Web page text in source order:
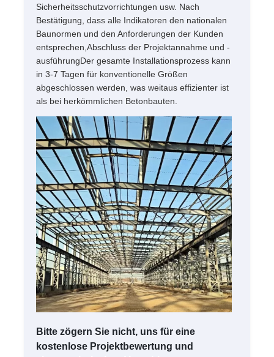
Sicherheitsschutzvorrichtungen usw. Nach
Bestätigung, dass alle Indikatoren den nationalen
Baunormen und den Anforderungen der Kunden
entsprechen,Abschluss der Projektannahme und -
ausführungDer gesamte Installationsprozess kann
in 3-7 Tagen für konventionelle Größen
abgeschlossen werden, was weitaus effizienter ist
als bei herkömmlichen Betonbauten.
Bitte zögern Sie nicht, uns für eine
kostenlose Projektbewertung und